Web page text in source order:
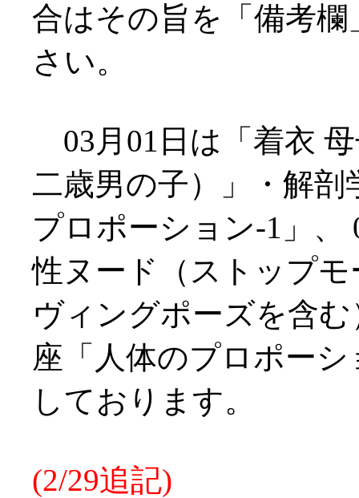
合はその旨を「備考
さい。
03月01日は「着衣
二歳男の子）」・解剖
プロポーション-1」、
性ヌード（ストップ
ヴィングポーズを含
座「人体のプロポー
しております。
(2/29追記)